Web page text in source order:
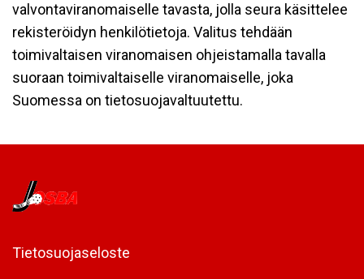
valvontaviranomaiselle tavasta, jolla seura käsittelee
rekisteröidyn henkilötietoja. Valitus tehdään
toimivaltaisen viranomaisen ohjeistamalla tavalla
suoraan toimivaltaiselle viranomaiselle, joka
Suomessa on tietosuojavaltuutettu.
Tietosuojaseloste